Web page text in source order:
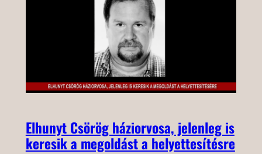
Elhunyt Csörög háziorvosa, jelenleg is
keresik a megoldást a helyettesítésre